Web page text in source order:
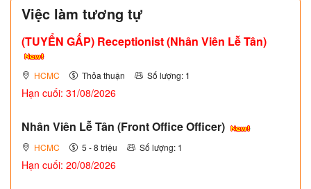
Việc làm tương tự
(TUYỂN GẤP) Receptionist (Nhân Viên Lễ Tân)
HCMC Thỏa thuận Số lượng: 1
Hạn cuối: 31/08/2026
Nhân Viên Lễ Tân (Front Office Officer)
HCMC 5 - 8 triệu Số lượng: 1
Hạn cuối: 20/08/2026